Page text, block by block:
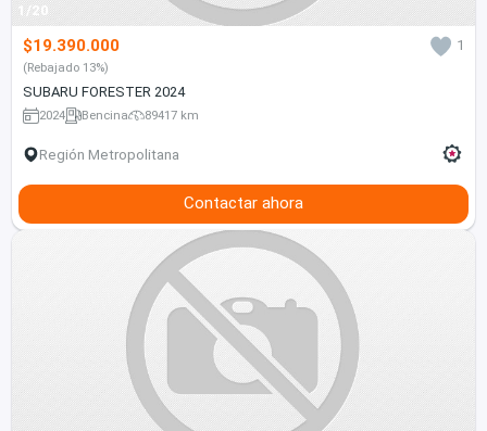
1/20
$19.390.000 1
(Rebajado 13%)
SUBARU FORESTER 2024
2024 Bencina 89417 km
Región Metropolitana
Contactar ahora